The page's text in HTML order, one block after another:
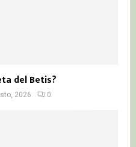
del Betis?
2026 0